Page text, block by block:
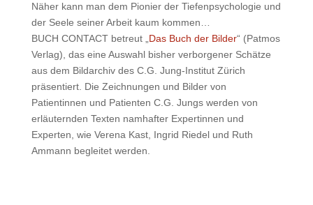
Näher kann man dem Pionier der Tiefenpsychologie und
der Seele seiner Arbeit kaum kommen…
BUCH CONTACT betreut „ Das Buch der Bilder“ (Patmos
Verlag), das eine Auswahl bisher verborgener Schätze
aus dem Bildarchiv des C.G. Jung-Institut Zürich
präsentiert. Die Zeichnungen und Bilder von
Patientinnen und Patienten C.G. Jungs werden von
erläuternden Texten namhafter Expertinnen und
Experten, wie Verena Kast, Ingrid Riedel und Ruth
Ammann begleitet werden.